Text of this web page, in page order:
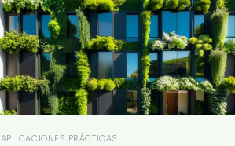
APLICACIONES PRÁCTICAS